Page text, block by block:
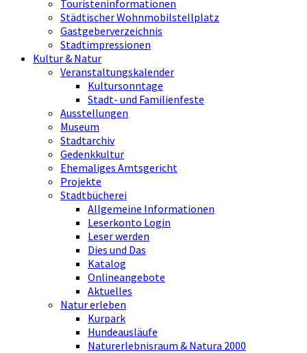
Touristeninformationen
Städtischer Wohnmobilstellplatz
Gastgeberverzeichnis
Stadtimpressionen
Kultur & Natur
Veranstaltungskalender
Kultursonntage
Stadt- und Familienfeste
Ausstellungen
Museum
Stadtarchiv
Gedenkkultur
Ehemaliges Amtsgericht
Projekte
Stadtbücherei
Allgemeine Informationen
Leserkonto Login
Leser werden
Dies und Das
Katalog
Onlineangebote
Aktuelles
Natur erleben
Kurpark
Hundeausläufe
Naturerlebnisraum & Natura 2000